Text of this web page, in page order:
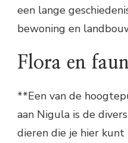
een lange
bewoning en
Flora en
**Een van de
aan Nigula is de
dieren die je hier